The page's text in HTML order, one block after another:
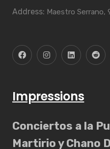
Address: Maestro Serrano,
Impressions
Conciertos a la
Martirio y Chano